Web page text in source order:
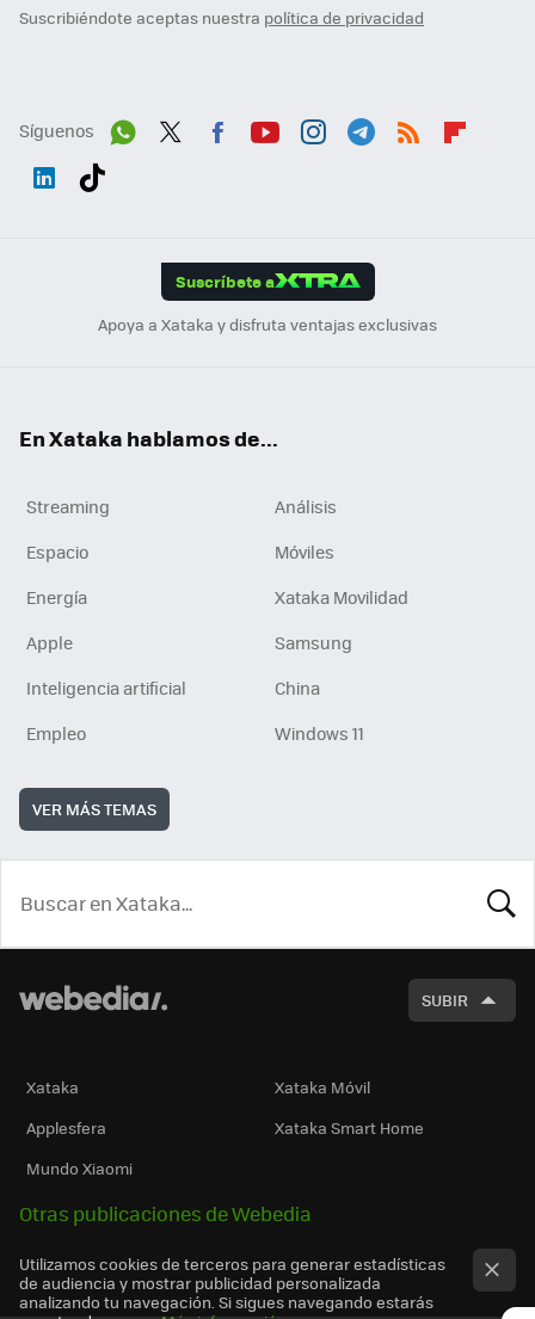
Suscribiéndote aceptas nuestra política de privacidad
Síguenos
Suscríbete a
Apoya a Xataka y disfruta ventajas exclusivas
En Xataka hablamos de...
Streaming
Análisis
Espacio
Móviles
Energía
Xataka Movilidad
Apple
Samsung
Inteligencia artificial
China
Empleo
Windows 11
VER MÁS TEMAS
SUBIR
Xataka
Xataka Móvil
Applesfera
Xataka Smart Home
Mundo Xiaomi
Otras publicaciones de Webedia
Utilizamos cookies de terceros para generar estadísticas
de audiencia y mostrar publicidad personalizada
analizando tu navegación. Si sigues navegando estarás